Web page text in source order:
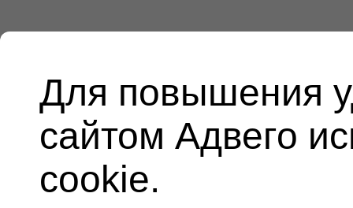
Для повышения
сайтом Адвего
cookie.